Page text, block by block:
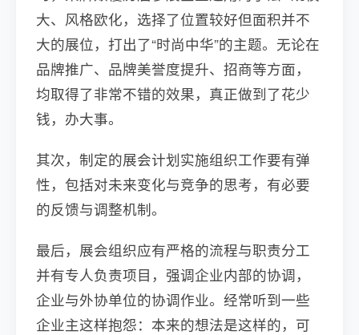
大、风格欧化，选择了位置较好但面积并不
大的展位，打出了“时尚中华”的主题。无论在
品牌推广、品牌美誉度提升、招商等方面，
均取得了非常不错的效果，真正做到了花少
钱，办大事。
其次，制定的展会计划实施组织工作要有弹
性，包括对未来变化与竞争的思考，有必要
的反馈与调整机制。
最后，展会组织应有严格的流程与职责分工
并有专人负责项目，强调企业内部的协调，
企业与外协单位的协调作业。经常听到一些
企业主这样抱怨：本来的想法是这样的，可